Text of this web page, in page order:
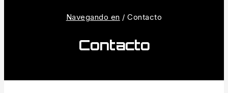
Navegando en / Contacto
Contacto